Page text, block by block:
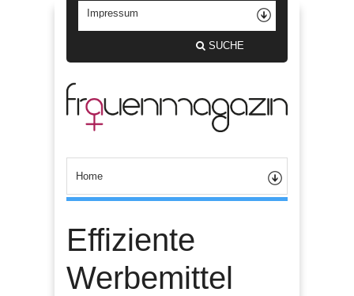
SUCHE
Effiziente
Werbemittel